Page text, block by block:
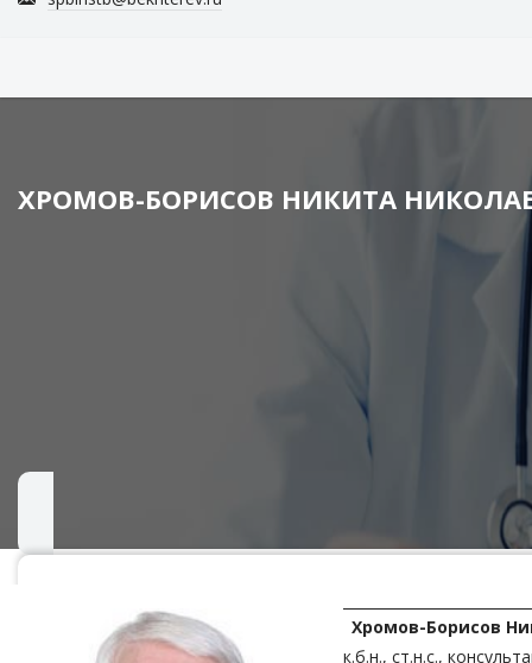
ХРОМОВ-БОРИСОВ НИКИТА
Хромов-Борисов
к.б.н., ст.н.с.,